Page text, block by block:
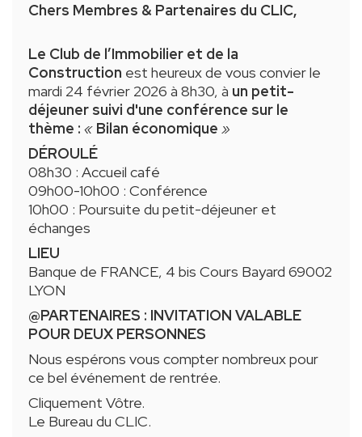
Chers Membres & Partenaires du CLIC,
Le Club de l’Immobilier et de la
Construction est heureux de vous convier le
mardi 24 février 2026 à 8h30, à un petit-
déjeuner suivi d'une conférence sur le
thème : « Bilan économique »
DÉROULÉ
08h30 : Accueil café
09h00-10h00 : Conférence
10h00 : Poursuite du petit-déjeuner et
échanges
LIEU
Banque de FRANCE, 4 bis Cours Bayard 69002
LYON
@PARTENAIRES : INVITATION VALABLE
POUR DEUX PERSONNES
Nous espérons vous compter nombreux pour
ce bel événement de rentrée.
Cliquement Vôtre.
Le Bureau du CLIC.